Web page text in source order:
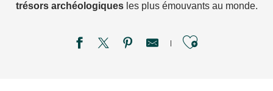
trésors archéologiquesles plus émouvants au monde.
Ajouter